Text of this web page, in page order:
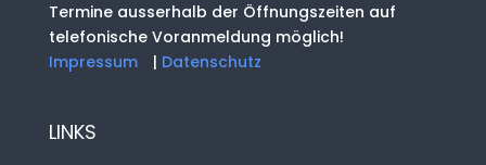
Termine ausserhalb der Öffnungszeiten auf
telefonische Voranmeldung möglich!
Impressum
| Datenschutz
LINKS